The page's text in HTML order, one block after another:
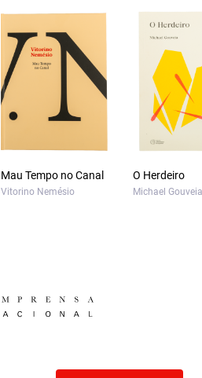
Mau Tempo no Canal
Vitorino Nemésio
O Herdeiro
Michael Gouveia